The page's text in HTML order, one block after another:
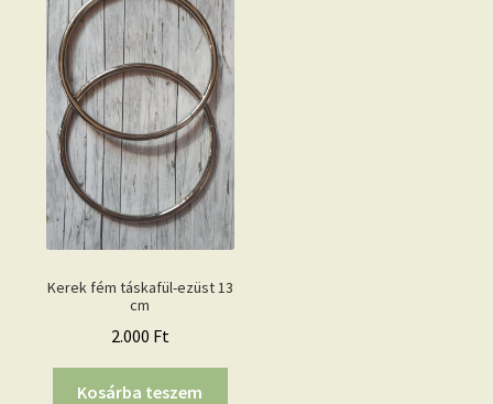
Kerek fém táskafül-ezüst 13
cm
2.000 Ft
Kosárba teszem